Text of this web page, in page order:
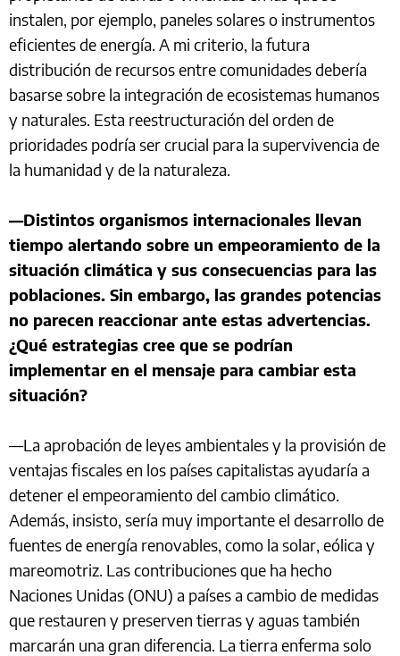
instalen, por ejemplo, paneles solares o instrumentos
eficientes de energía. A mi criterio, la futura
distribución de recursos entre comunidades debería
basarse sobre la integración de ecosistemas humanos
y naturales. Esta reestructuración del orden de
prioridades podría ser crucial para la supervivencia de
la humanidad y de la naturaleza.
—Distintos organismos internacionales llevan
tiempo alertando sobre un empeoramiento de la
situación climática y sus consecuencias para las
poblaciones. Sin embargo, las grandes potencias
no parecen reaccionar ante estas advertencias.
¿Qué estrategias cree que se podrían
implementar en el mensaje para cambiar esta
situación?
—La aprobación de leyes ambientales y la provisión de
ventajas fiscales en los países capitalistas ayudaría a
detener el empeoramiento del cambio climático.
Además, insisto, sería muy importante el desarrollo de
fuentes de energía renovables, como la solar, eólica y
mareomotriz. Las contribuciones que ha hecho
Naciones Unidas (ONU) a países a cambio de medidas
que restauren y preserven tierras y aguas también
marcarán una gran diferencia. La tierra enferma solo